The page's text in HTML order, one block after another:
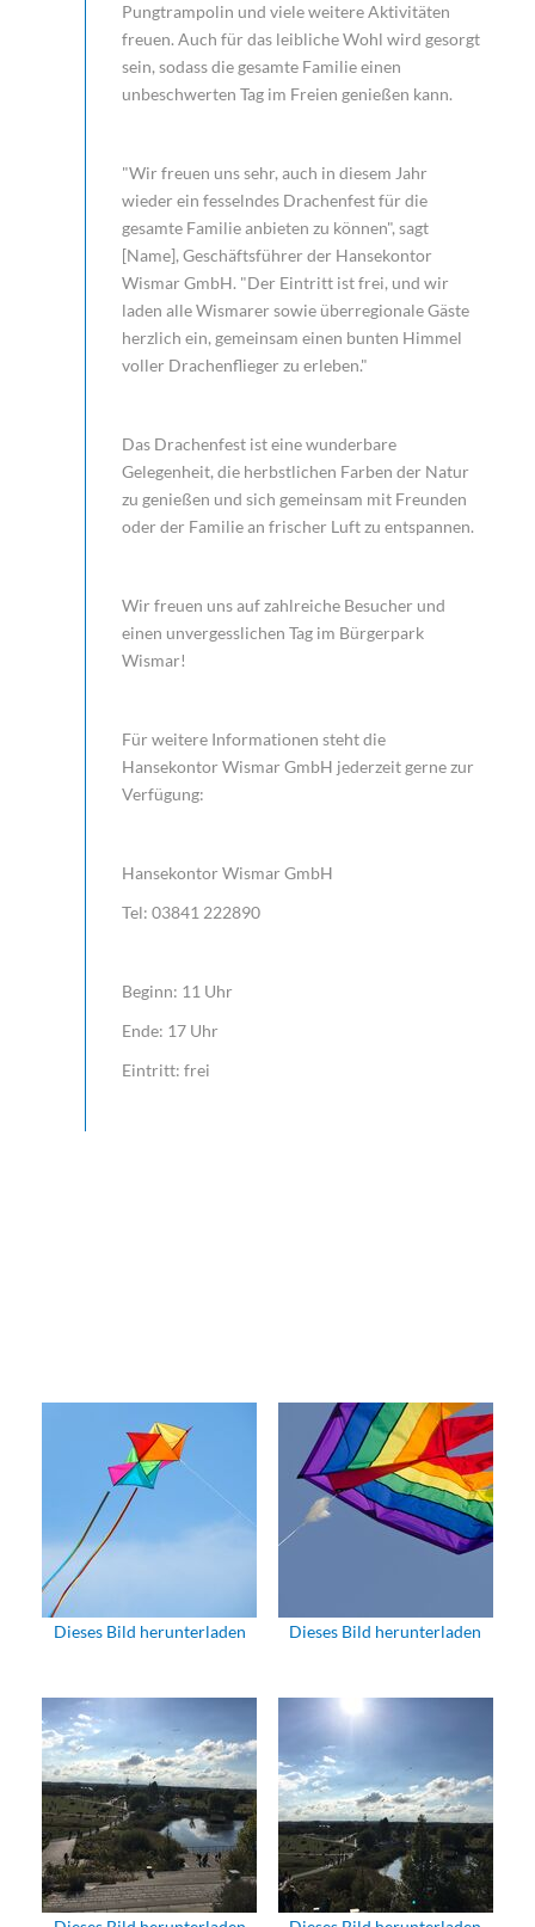
Pungtrampolin und viele weitere Aktivitäten
freuen. Auch für das leibliche Wohl wird gesorgt
sein, sodass die gesamte Familie einen
unbeschwerten Tag im Freien genießen kann.
"Wir freuen uns sehr, auch in diesem Jahr
wieder ein fesselndes Drachenfest für die
gesamte Familie anbieten zu können", sagt
[Name], Geschäftsführer der Hansekontor
Wismar GmbH. "Der Eintritt ist frei, und wir
laden alle Wismarer sowie überregionale Gäste
herzlich ein, gemeinsam einen bunten Himmel
voller Drachenflieger zu erleben."
Das Drachenfest ist eine wunderbare
Gelegenheit, die herbstlichen Farben der Natur
zu genießen und sich gemeinsam mit Freunden
oder der Familie an frischer Luft zu entspannen.
Wir freuen uns auf zahlreiche Besucher und
einen unvergesslichen Tag im Bürgerpark
Wismar!
Für weitere Informationen steht die
Hansekontor Wismar GmbH jederzeit gerne zur
Verfügung:
Hansekontor Wismar GmbH
Tel: 03841 222890
Beginn: 11 Uhr
Ende: 17 Uhr
Eintritt: frei
Dieses Bild herunterladen Dieses Bild herunterladen